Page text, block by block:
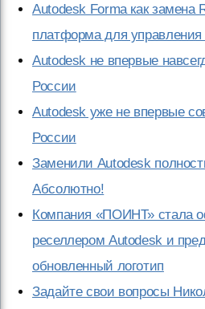
Autodesk Forma как замена
платформа для
Autodesk не впервые
России
Autodesk уже не впервые
России
Заменили Autodesk
Абсолютно!
Компания «ПОИНТ» стала
реселлером Autodesk и
обновленный логотип
Задайте свои вопросы